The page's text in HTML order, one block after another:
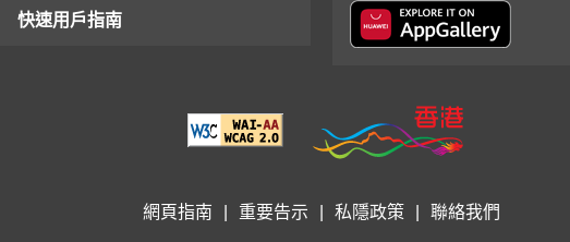
快速用戶指南
網頁指南 重要告示 私隱政策 聯絡我們